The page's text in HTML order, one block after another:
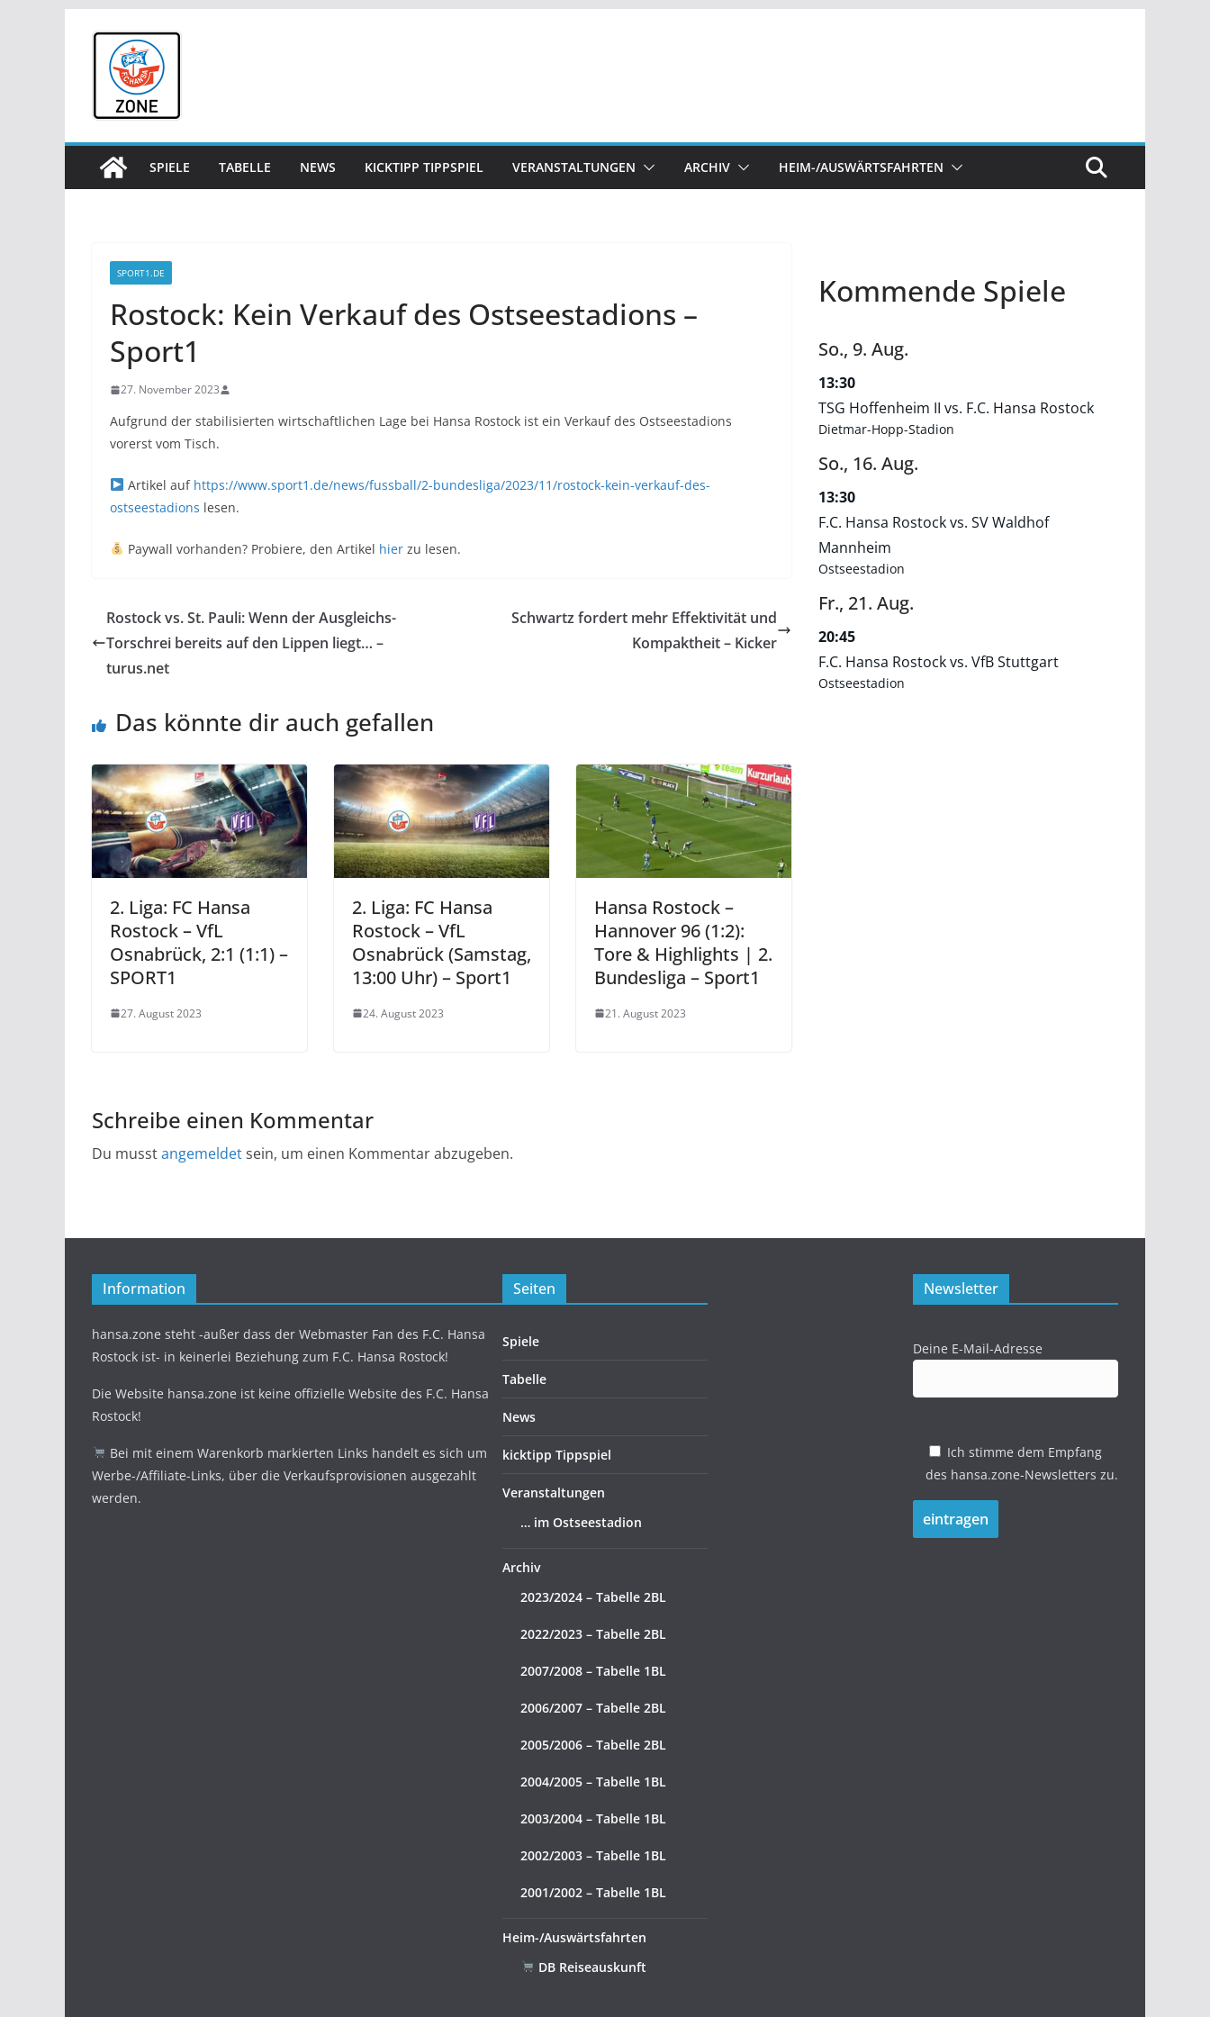
springen
SPIELE TABELLE NEWS KICKTIPP TIPPSPIEL VERANSTALTUNGEN ARCHIV HEIM-/AUSWÄRTSFAHRTEN
SPORT1.DE
Rostock: Kein Verkauf des Ostseestadions –
Sport1
27. November 2023
Aufgrund der stabilisierten wirtschaftlichen Lage bei Hansa Rostock ist ein Verkauf des Ostseestadions
vorerst vom Tisch.
Artikel auf https://www.sport1.de/news/fussball/2-bundesliga/2023/11/rostock-kein-verkauf-des-
ostseestadions lesen.
Paywall vorhanden? Probiere, den Artikel hierzu lesen.
Rostock vs. St. Pauli: Wenn der Ausgleichs-
Torschrei bereits auf den Lippen liegt… –
turus.net
Schwartz fordert mehr Effektivität und
Kompaktheit – Kicker
Das könnte dir auch gefallen
2. Liga: FC Hansa
Rostock – VfL
Osnabrück, 2:1 (1:1) –
SPORT1
27. August 2023
2. Liga: FC Hansa
Rostock – VfL
Osnabrück (Samstag,
13:00 Uhr) – Sport1
24. August 2023
Hansa Rostock –
Hannover 96 (1:2):
Tore & Highlights | 2.
Bundesliga – Sport1
21. August 2023
Schreibe einen Kommentar
Du musstangemeldetsein, um einen Kommentar abzugeben.
Kommende Spiele
So., 9. Aug.
13:30
TSG Hoffenheim II vs. F.C. Hansa Rostock
Dietmar-Hopp-Stadion
So., 16. Aug.
13:30
F.C. Hansa Rostock vs. SV Waldhof
Mannheim
Ostseestadion
Fr., 21. Aug.
20:45
F.C. Hansa Rostock vs. VfB Stuttgart
Ostseestadion
Information
hansa.zone steht -außer dass der Webmaster Fan des F.C. Hansa
Rostock ist- in keinerlei Beziehung zum F.C. Hansa Rostock!
Die Website hansa.zone ist keine offizielle Website des F.C. Hansa
Rostock!
Bei mit einem Warenkorb markierten Links handelt es sich um
Werbe-/Affiliate-Links, über die Verkaufsprovisionen ausgezahlt
werden.
Seiten
Spiele
Tabelle
News
kicktipp Tippspiel
Veranstaltungen
… im Ostseestadion
Archiv
2023/2024 – Tabelle 2BL
2022/2023 – Tabelle 2BL
2007/2008 – Tabelle 1BL
2006/2007 – Tabelle 2BL
2005/2006 – Tabelle 2BL
2004/2005 – Tabelle 1BL
2003/2004 – Tabelle 1BL
2002/2003 – Tabelle 1BL
2001/2002 – Tabelle 1BL
Heim-/Auswärtsfahrten
DB Reiseauskunft
Newsletter
Deine E-Mail-Adresse
Ich stimme dem Empfang
des hansa.zone-Newsletters zu.